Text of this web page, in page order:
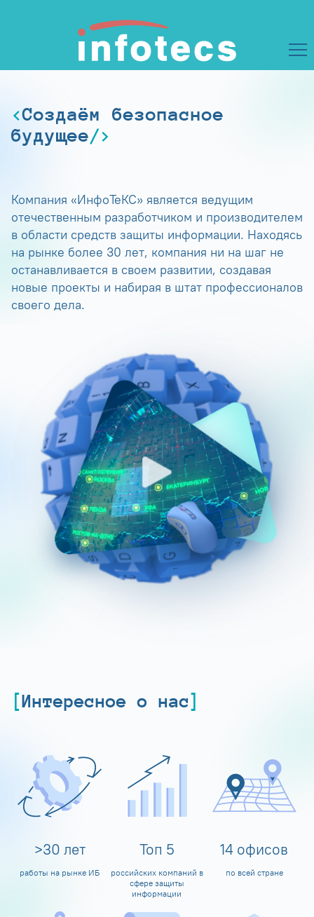
Создаём безопасное
будущее
Компания «ИнфоТеКС» является ведущим
отечественным разработчиком и производителем
в области средств защиты информации. Находясь
на рынке более 30 лет, компания ни на шаг не
останавливается в своем развитии, создавая
новые проекты и набирая в штат профессионалов
своего дела.
Интересное о нас
>30 лет
работы на рынке ИБ
Топ 5
российских компаний в
сфере защиты
информации
14 офисов
по всей стране